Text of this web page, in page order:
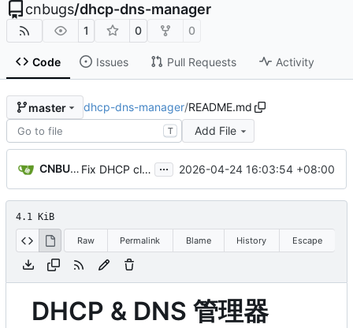
cnbugs/dhcp-dns-manager
1 0 0
Code Issues Pull Requests Activity
master dhcp-dns-manager/README.md
T Add File
CNBUGS AI Fix DHCP client unable to get IP and config not persisting ... 2026-04-24 16:03:54 +08:00
4.1 KiB
Raw Permalink Blame History Escape
DHCP & DNS 管理器